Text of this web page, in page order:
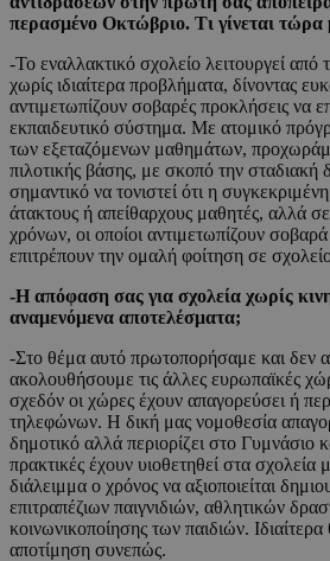
περασμένο Οκτώβριο. Τι γίνεται τώρα
-Το εναλλακτικό σχολείο λειτουργεί
χωρίς ιδιαίτερα προβλήματα, δίνοντας
αντιμετωπίζουν σοβαρές προκλήσεις να
εκπαιδευτικό σύστημα. Με ατομικό
των εξεταζόμενων μαθημάτων,
πιλοτικής βάσης, με σκοπό την σταδιακή
σημαντικό να τονιστεί ότι η
άτακτους ή απείθαρχους μαθητές, αλλά
χρόνων, οι οποίοι αντιμετωπίζουν
επιτρέπουν την ομαλή φοίτηση σε
-Η απόφαση σας για σχολεία χωρίς
αναμενόμενα αποτελέσματα;
-Στο θέμα αυτό πρωτοπορήσαμε και δεν
ακολουθήσουμε τις άλλες ευρωπαϊκές
σχεδόν οι χώρες έχουν απαγορεύσει ή
τηλεφώνων. Η δική μας νομοθεσία
δημοτικό αλλά περιορίζει στο Γυμνάσιο
πρακτικές έχουν υιοθετηθεί στα σχολεία
διάλειμμα ο χρόνος να αξιοποιείται
επιτραπέζιων παιγνιδιών, αθλητικών
κοινωνικοποίησης των παιδιών.
αποτίμηση συνεπώς.